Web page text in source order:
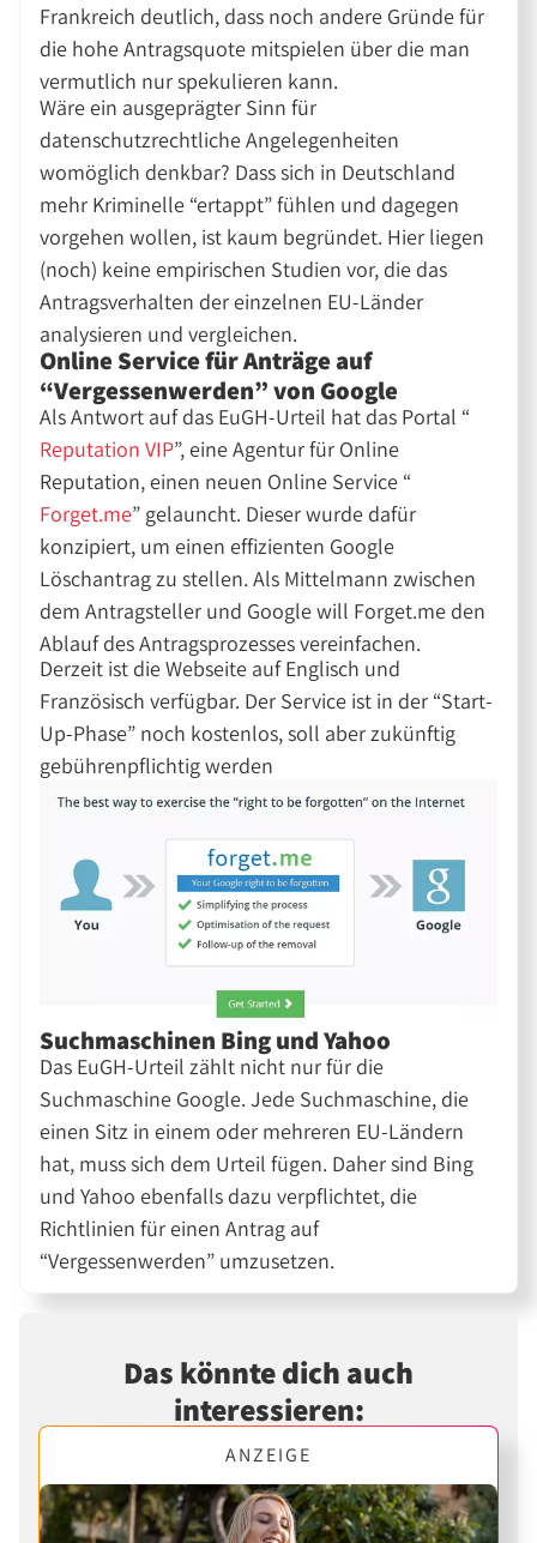
Frankreich deutlich, dass noch andere Gründe für
die hohe Antragsquote mitspielen über die man
vermutlich nur spekulieren kann.
Wäre ein ausgeprägter Sinn für
datenschutzrechtliche Angelegenheiten
womöglich denkbar? Dass sich in Deutschland
mehr Kriminelle “ertappt” fühlen und dagegen
vorgehen wollen, ist kaum begründet. Hier liegen
(noch) keine empirischen Studien vor, die das
Antragsverhalten der einzelnen EU-Länder
analysieren und vergleichen.
Online Service für Anträge auf
“Vergessenwerden” von Google
Als Antwort auf das EuGH-Urteil hat das Portal “
Reputation VIP”, eine Agentur für Online
Reputation, einen neuen Online Service “
Forget.me” gelauncht. Dieser wurde dafür
konzipiert, um einen effizienten Google
Löschantrag zu stellen. Als Mittelmann zwischen
dem Antragsteller und Google will Forget.me den
Ablauf des Antragsprozesses vereinfachen.
Derzeit ist die Webseite auf Englisch und
Französisch verfügbar. Der Service ist in der “Start-
Up-Phase” noch kostenlos, soll aber zukünftig
gebührenpflichtig werden
Suchmaschinen Bing und Yahoo
Das EuGH-Urteil zählt nicht nur für die
Suchmaschine Google. Jede Suchmaschine, die
einen Sitz in einem oder mehreren EU-Ländern
hat, muss sich dem Urteil fügen. Daher sind Bing
und Yahoo ebenfalls dazu verpflichtet, die
Richtlinien für einen Antrag auf
“Vergessenwerden” umzusetzen.
Das könnte dich auch
interessieren:
ANZEIGE